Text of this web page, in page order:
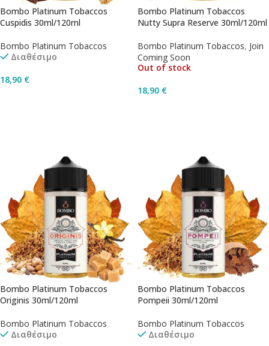
Bombo Platinum Tobaccos
Cuspidis 30ml/120ml
Bombo Platinum Tobaccos
Διαθέσιμο
18,90 €
Bombo Platinum Tobaccos
Nutty Supra Reserve 30ml/120ml
Bombo Platinum Tobaccos, Join
Coming Soon
Out of stock
18,90 €
Bombo Platinum Tobaccos
Originis 30ml/120ml
Bombo Platinum Tobaccos
Διαθέσιμο
Bombo Platinum Tobaccos
Pompeii 30ml/120ml
Bombo Platinum Tobaccos
Διαθέσιμο